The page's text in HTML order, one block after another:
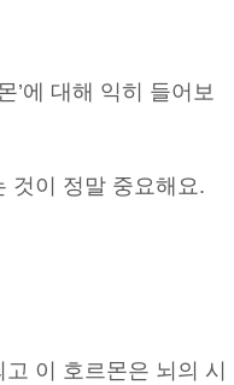
’에 대해 익히 들어보
것이 정말 중요해요.
이 호르몬은 뇌의 시